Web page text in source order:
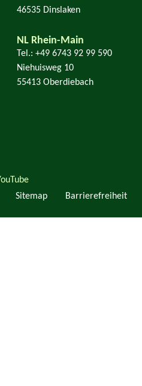
46535 Dinslaken
NL Rhein-Main
Tel.: +49 6743 92 99 590
Niehuisweg 10
55413 Oberdiebach
Sitemap Barrierefreiheit